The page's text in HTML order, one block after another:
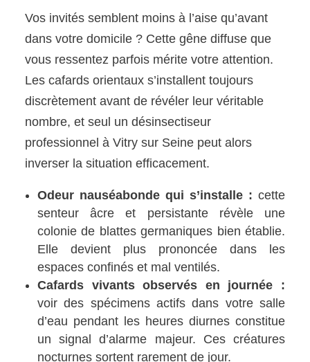
Vos invités semblent moins à l’aise qu’avant
dans votre domicile ? Cette gêne diffuse que
vous ressentez parfois mérite votre attention.
Les cafards orientaux s’installent toujours
discrètement avant de révéler leur véritable
nombre, et seul un désinsectiseur
professionnel à Vitry sur Seine peut alors
inverser la situation efficacement.
Odeur nauséabonde qui s’installe : cette
senteur âcre et persistante révèle une
colonie de blattes germaniques bien établie.
Elle devient plus prononcée dans les
espaces confinés et mal ventilés.
Cafards vivants observés en journée :
voir des spécimens actifs dans votre salle
d’eau pendant les heures diurnes constitue
un signal d’alarme majeur. Ces créatures
nocturnes sortent rarement de jour.